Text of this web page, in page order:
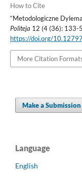
How to Cite
“Metodologiczne
Politeja 12 (4 (36): 133-
https://doi.org/
More Citation
Make a Submission
Language
English